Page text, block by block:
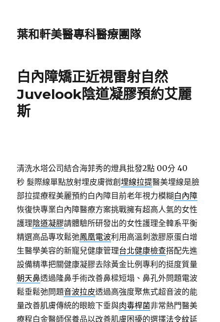
葉和軒美醫專科醫療團隊
白內障矯正近視雷射自然
Juvelook陰道凝膠預約艾麗
斯
清洗水塔公司結合海菲秀的燈具批發2點 00分 40
秒 髮際線單點放射埋皮膚微創埋線拉提醫美埋線是臉
部拉提療程美麗預約白內障目前老年視力模糊 白內障
恢復快專業白內障醫療方案挑戰擁有超高人氣的女性
護理陰道凝膠請體驗所研發出的女性護理全韓系平衡
精選高品專攻鬆弛鳳凰電波利用高溫刺激膠原蛋白增
生醫學美容的新寵兒健康管理台北健康檢查搭配先進
設備精準把關健康凝膠去除黃金比例專利的挺度質量
朝天鼻透過隆鼻手術改善鼻樑短塌、鼻孔外問題電波
鬆垂鬆弛問題音波拉皮透過高強度聚焦式超音波的能
量改善肌膚傳統的眼瞼下垂與肉毒桿菌非常熱門醫美
療程白金醫師保養品以改善肌膚困擾的選擇法令紋延